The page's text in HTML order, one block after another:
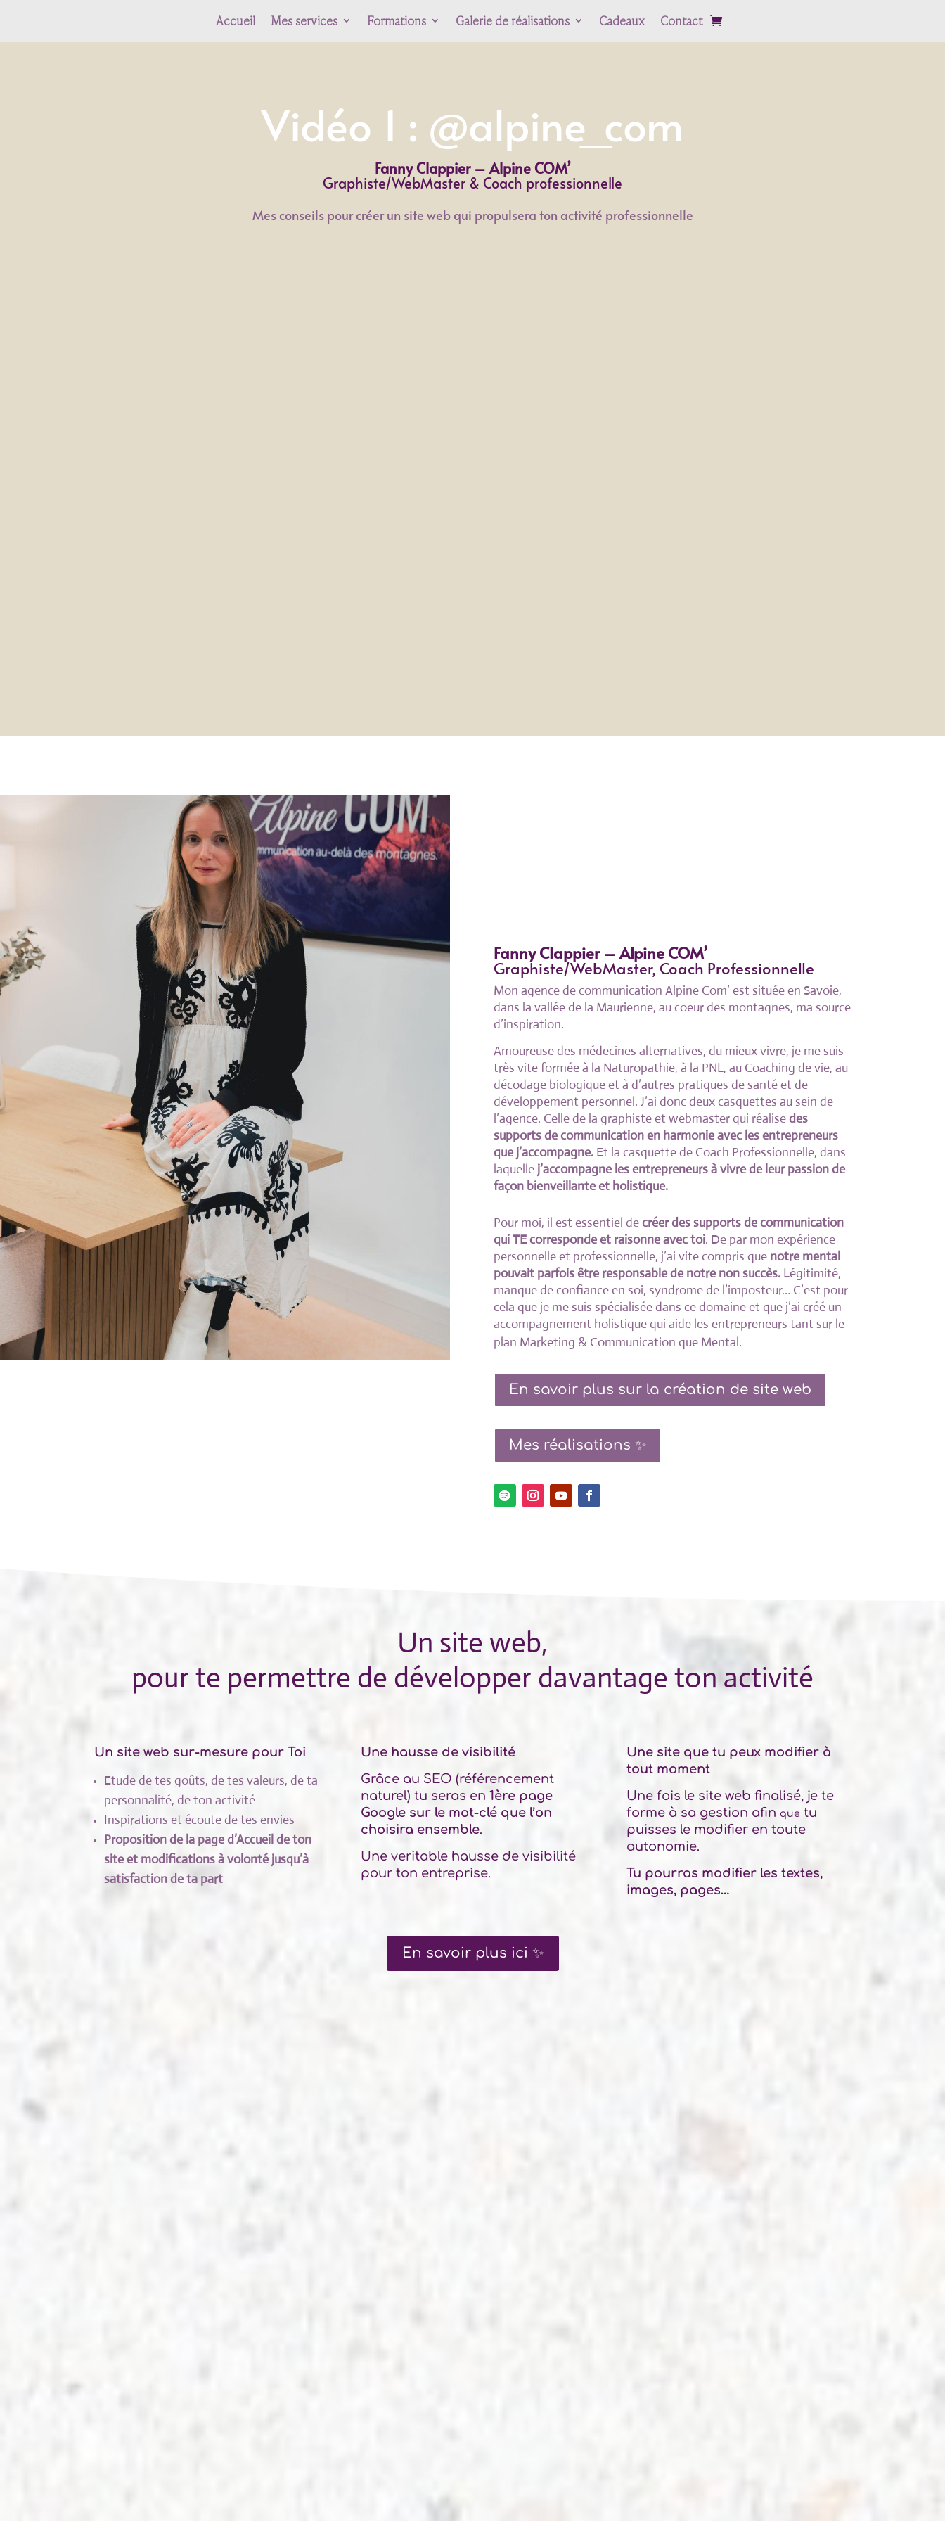
Accueil Mes services Formations Galerie de réalisations Cadeaux Contact
Vidéo 1 : @alpine_com
Fanny Clappier – Alpine COM’
Graphiste/WebMaster & Coach professionnelle
Mes conseils pour créer un site web qui propulsera ton activité professionnelle
Fanny Clappier – Alpine COM’
Graphiste/WebMaster, Coach Professionnelle
Mon agence de communication Alpine Com’ est située en Savoie,
dans la vallée de la Maurienne, au coeur des montagnes, ma source
d’inspiration.
Amoureuse des médecines alternatives, du mieux vivre, je me suis
très vite formée à la Naturopathie, à la PNL, au Coaching de vie, au
décodage biologique et à d’autres pratiques de santé et de
développement personnel. J’ai donc deux casquettes au sein de
l’agence. Celle de la graphiste et webmaster qui réalisedes
supports de communication en harmonieavecles entrepreneurs
que j’accompagne.Et la casquette de Coach Professionnelle, dans
laquelle j’accompagne les entrepreneurs à vivre de leur passion de
façon bienveillante et holistique.
Pour moi, il est essentiel decréer des supports de communication
qui TE corresponde et raisonne avec toi. De par mon expérience
personnelle et professionnelle, j’ai vite compris que notre mental
pouvait parfois être responsable de notre non succès.Légitimité,
manque de confiance en soi, syndromede l’imposteur… C’est pour
cela que je me suis spécialisée dans ce domaine et que j’ai créé un
accompagnement holistique qui aide les entrepreneurs tant sur le
plan Marketing & Communication que Mental.
En savoir plus sur la création de site web
Mes réalisations ✨
Un site web,
pour te permettre de développer davantage ton activité
Un site web sur-mesure pour Toi
Etude de tes goûts, de tes valeurs, de ta
personnalité, de ton activité
Inspirations et écoute de tes envies
Proposition de la page d’Accueil de ton
site et modifications à volonté jusqu’à
satisfaction de ta part
Une hausse de visibilité
Grâce au SEO (référencement
naturel) tu seras en 1ère page
Google sur le mot-clé que l’on
choisira ensemble.
Une veritable hausse de visibilité
pour ton entreprise.
Une site que tu peux modifier à
tout moment
Une fois le site web finalisé, je te
forme à sa gestion afin que tu
puisses le modifier en toute
autonomie.
Tu pourras modifier les textes,
images, pages…
En savoir plus ici ✨